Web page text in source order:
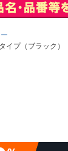
イプ（ブラック